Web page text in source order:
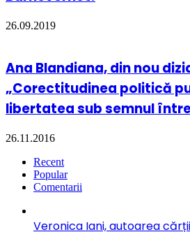
26.09.2019
Ana Blandiana, din nou
„Corectitudinea politică
libertatea sub semnul
26.11.2016
Recent
Popular
Comentarii
Veronica Iani, autoarea